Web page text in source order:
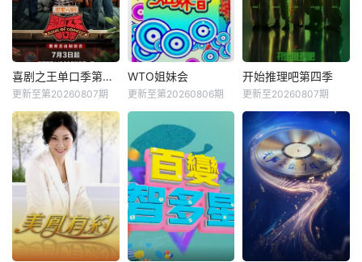
喜剧之王单口季第三季
更新至第20260807期
WTO姐妹会
更新至第20260806期
开始推理吧第四季
更新至20260807期